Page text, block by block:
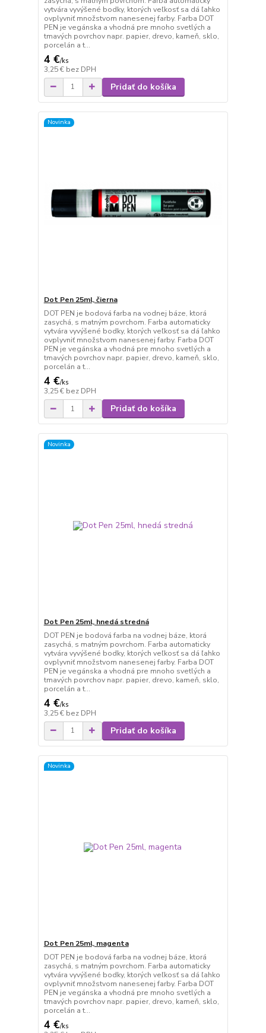
vytvára vyvýšené bodky, ktorých veľkosť sa dá ľahko
ovplyvniť množstvom nanesenej farby. Farba DOT
PEN je vegánska a vhodná pre mnoho svetlých a
tmavých povrchov napr. papier, drevo, kameň, sklo,
porcelán a t...
4 €/ks
3,25 € bez DPH
Pridať do košíka
Novinka
Dot Pen 25ml, čierna
DOT PEN je bodová farba na vodnej báze, ktorá
zasychá, s matným povrchom. Farba automaticky
vytvára vyvýšené bodky, ktorých veľkosť sa dá ľahko
ovplyvniť množstvom nanesenej farby. Farba DOT
PEN je vegánska a vhodná pre mnoho svetlých a
tmavých povrchov napr. papier, drevo, kameň, sklo,
porcelán a t...
4 €/ks
3,25 € bez DPH
Pridať do košíka
Novinka
Dot Pen 25ml, hnedá stredná
DOT PEN je bodová farba na vodnej báze, ktorá
zasychá, s matným povrchom. Farba automaticky
vytvára vyvýšené bodky, ktorých veľkosť sa dá ľahko
ovplyvniť množstvom nanesenej farby. Farba DOT
PEN je vegánska a vhodná pre mnoho svetlých a
tmavých povrchov napr. papier, drevo, kameň, sklo,
porcelán a t...
4 €/ks
3,25 € bez DPH
Pridať do košíka
Novinka
Dot Pen 25ml, magenta
DOT PEN je bodová farba na vodnej báze, ktorá
zasychá, s matným povrchom. Farba automaticky
vytvára vyvýšené bodky, ktorých veľkosť sa dá ľahko
ovplyvniť množstvom nanesenej farby. Farba DOT
PEN je vegánska a vhodná pre mnoho svetlých a
tmavých povrchov napr. papier, drevo, kameň, sklo,
porcelán a t...
4 €/ks